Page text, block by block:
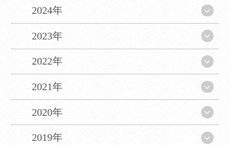
2024年
2023年
2022年
2021年
2020年
2019年
Google翻訳サービス ］を導入しています。
機械的に翻訳されますので、言葉づかい・文
法などが正確でない場合があります。翻訳の
精度にともなう間違いがあったとしても、当
社では責任を負うことができません。
ページ内のテキストは翻訳されますが、画
像・添付ファイルなど、翻訳の対象外となる
ものもありますので、ご了承ください。
翻訳言語によってはページのレイアウトが崩
れてしまう箇所もございますが、ご了承くだ
さい。